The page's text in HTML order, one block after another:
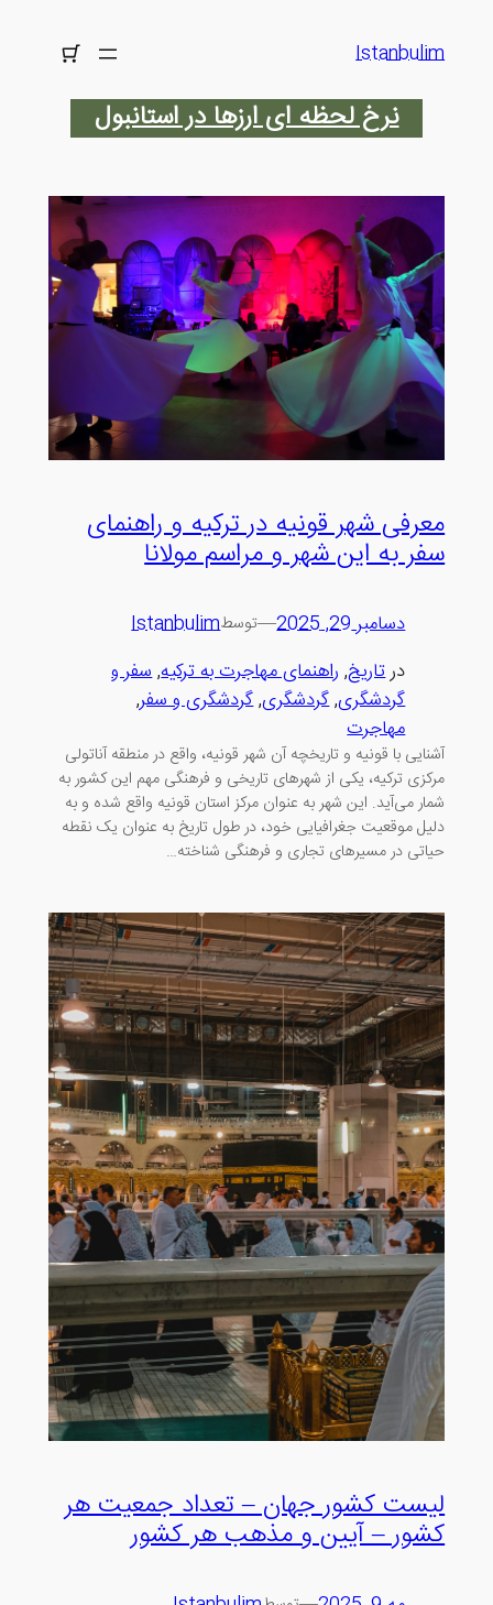
Istanbulim
نرخ لحظه ای ارزها در استانبول
معرفی شهر قونیه در ترکیه و راهنمای
سفر به این شهر و مراسم مولانا
دسامبر 29, 2025 —توسطIstanbulim
درتاریخ, راهنمای مهاجرت به ترکیه, سفر و
گردشگری, گردشگری, گردشگری و سفر,
مهاجرت
آشنایی با قونیه و تاریخچه آن شهر قونیه، واقع در منطقه آناتولی
مرکزی ترکیه، یکی از شهرهای تاریخی و فرهنگی مهم این کشور به
شمار می‌آید. این شهر به عنوان مرکز استان قونیه واقع شده و به
دلیل موقعیت جغرافیایی خود، در طول تاریخ به عنوان یک نقطه
حیاتی در مسیرهای تجاری و فرهنگی شناخته…
لیست کشور جهان – تعداد جمعیت هر
کشور – آیین و مذهب هر کشور